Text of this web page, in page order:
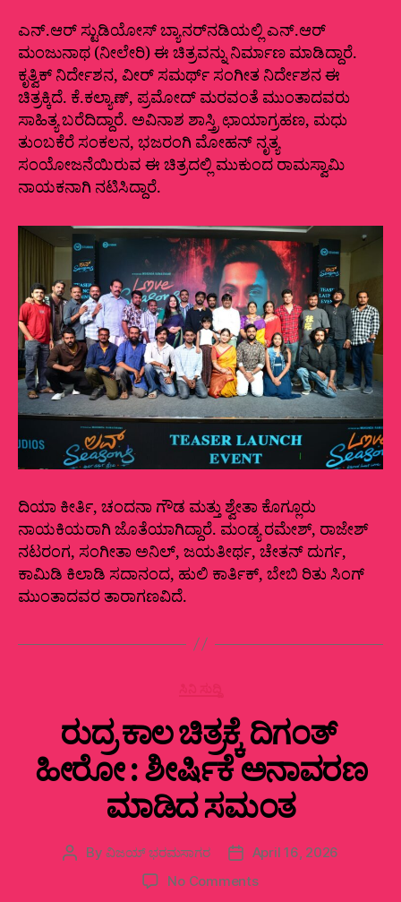
ಎನ್.ಆರ್ ಸ್ಟುಡಿಯೋಸ್ ಬ್ಯಾನರ್‌ನಡಿಯಲ್ಲಿ ಎನ್.ಆರ್
ಮಂಜುನಾಥ (ನೀಲೇರಿ) ಈ ಚಿತ್ರವನ್ನು ನಿರ್ಮಾಣ ಮಾಡಿದ್ದಾರೆ.
ಕೃತ್ವಿಕ್‌ ನಿರ್ದೇಶನ, ವೀರ್ ಸಮರ್ಥ್ ಸಂಗೀತ ನಿರ್ದೇಶನ ಈ
ಚಿತ್ರಕ್ಕಿದೆ. ಕೆ.ಕಲ್ಯಾಣ್, ಪ್ರಮೋದ್ ಮರವಂತೆ ಮುಂತಾದವರು
ಸಾಹಿತ್ಯ ಬರೆದಿದ್ದಾರೆ. ಅವಿನಾಶ ಶಾಸ್ತ್ರಿ ಛಾಯಾಗ್ರಹಣ, ಮಧು
ತುಂಬಕೆರೆ ಸಂಕಲನ, ಭಜರಂಗಿ ಮೋಹನ್‌ ನೃತ್ಯ
ಸಂಯೋಜನೆಯಿರುವ ಈ ಚಿತ್ರದಲ್ಲಿ ಮುಕುಂದ ರಾಮಸ್ವಾಮಿ
ನಾಯಕನಾಗಿ ನಟಿಸಿದ್ದಾರೆ.
ದಿಯಾ ಕೀರ್ತಿ, ಚಂದನಾ ಗೌಡ ಮತ್ತು ಶ್ವೇತಾ ಕೊಗ್ಲೂರು
ನಾಯಕಿಯರಾಗಿ ಜೊತೆಯಾಗಿದ್ದಾರೆ. ಮಂಡ್ಯ ರಮೇಶ್, ರಾಜೇಶ್
ನಟರಂಗ, ಸಂಗೀತಾ ಅನಿಲ್, ಜಯತೀರ್ಥ, ಚೇತನ್ ದುರ್ಗ,
ಕಾಮಿಡಿ ಕಿಲಾಡಿ ಸದಾನಂದ, ಹುಲಿ ಕಾರ್ತಿಕ್, ಬೇಬಿ ರಿತು ಸಿಂಗ್
ಮುಂತಾದವರ ತಾರಾಗಣವಿದೆ.
ರುದ್ರ ಕಾಲ ಚಿತ್ರಕ್ಕೆ ದಿಗಂತ್ ‌
ಹೀರೋ ‌‌‌: ಶೀರ್ಷಿಕೆ ಅನಾವರಣ
ಮಾಡಿದ ಸಮಂತ
PostByವಿಜಯ್‌ ಭರಮಸಾಗರ
Post
date
April 16, 2026
No Commentson